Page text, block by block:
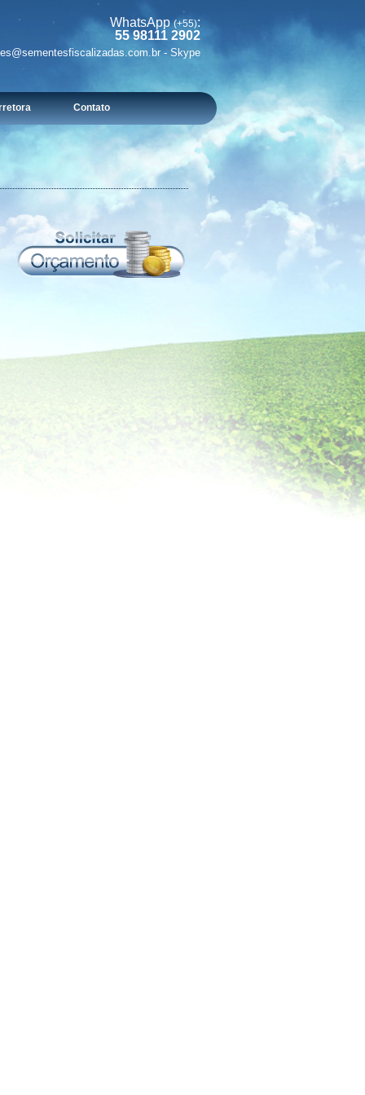
WhatsApp(+55):
55 98111 2902
- Skype
Contato